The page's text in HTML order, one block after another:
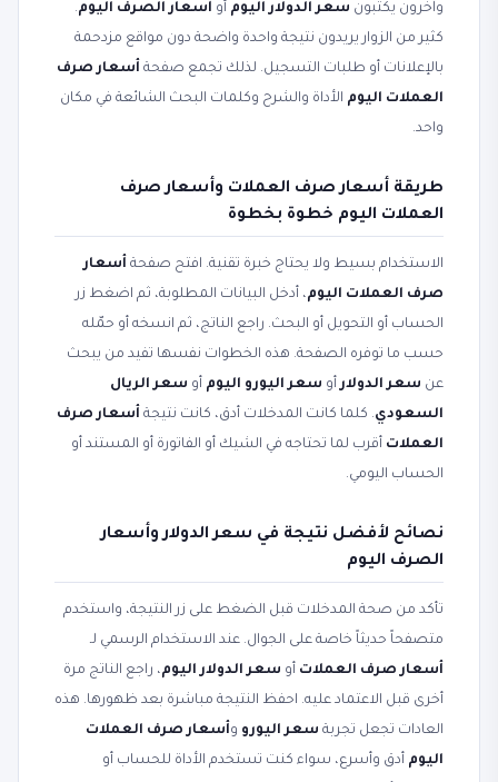
وآخرون يكتبون سعر الدولار اليوم أو أسعار الصرف اليوم.
كثير من الزوار يريدون نتيجة واحدة واضحة دون مواقع مزدحمة
بالإعلانات أو طلبات التسجيل. لذلك تجمع صفحة أسعار صرف
العملات اليوم الأداة والشرح وكلمات البحث الشائعة في مكان
واحد.
طريقة أسعار صرف العملات وأسعار صرف
العملات اليوم خطوة بخطوة
الاستخدام بسيط ولا يحتاج خبرة تقنية. افتح صفحة أسعار
صرف العملات اليوم، أدخل البيانات المطلوبة، ثم اضغط زر
الحساب أو التحويل أو البحث. راجع الناتج، ثم انسخه أو حمّله
حسب ما توفره الصفحة. هذه الخطوات نفسها تفيد من يبحث
عن سعر الدولارأو سعر اليورو اليوم أو سعر الريال
السعودي. كلما كانت المدخلات أدق، كانت نتيجة أسعار صرف
العملات أقرب لما تحتاجه في الشيك أو الفاتورة أو المستند أو
الحساب اليومي.
نصائح لأفضل نتيجة في سعر الدولار وأسعار
الصرف اليوم
تأكد من صحة المدخلات قبل الضغط على زر النتيجة، واستخدم
متصفحاً حديثاً خاصة على الجوال. عند الاستخدام الرسمي لـ
أسعار صرف العملات أو سعر الدولار اليوم، راجع الناتج مرة
أخرى قبل الاعتماد عليه. احفظ النتيجة مباشرة بعد ظهورها. هذه
العادات تجعل تجربة سعر اليورو وأسعار صرف العملات
اليوم أدق وأسرع، سواء كنت تستخدم الأداة للحساب أو